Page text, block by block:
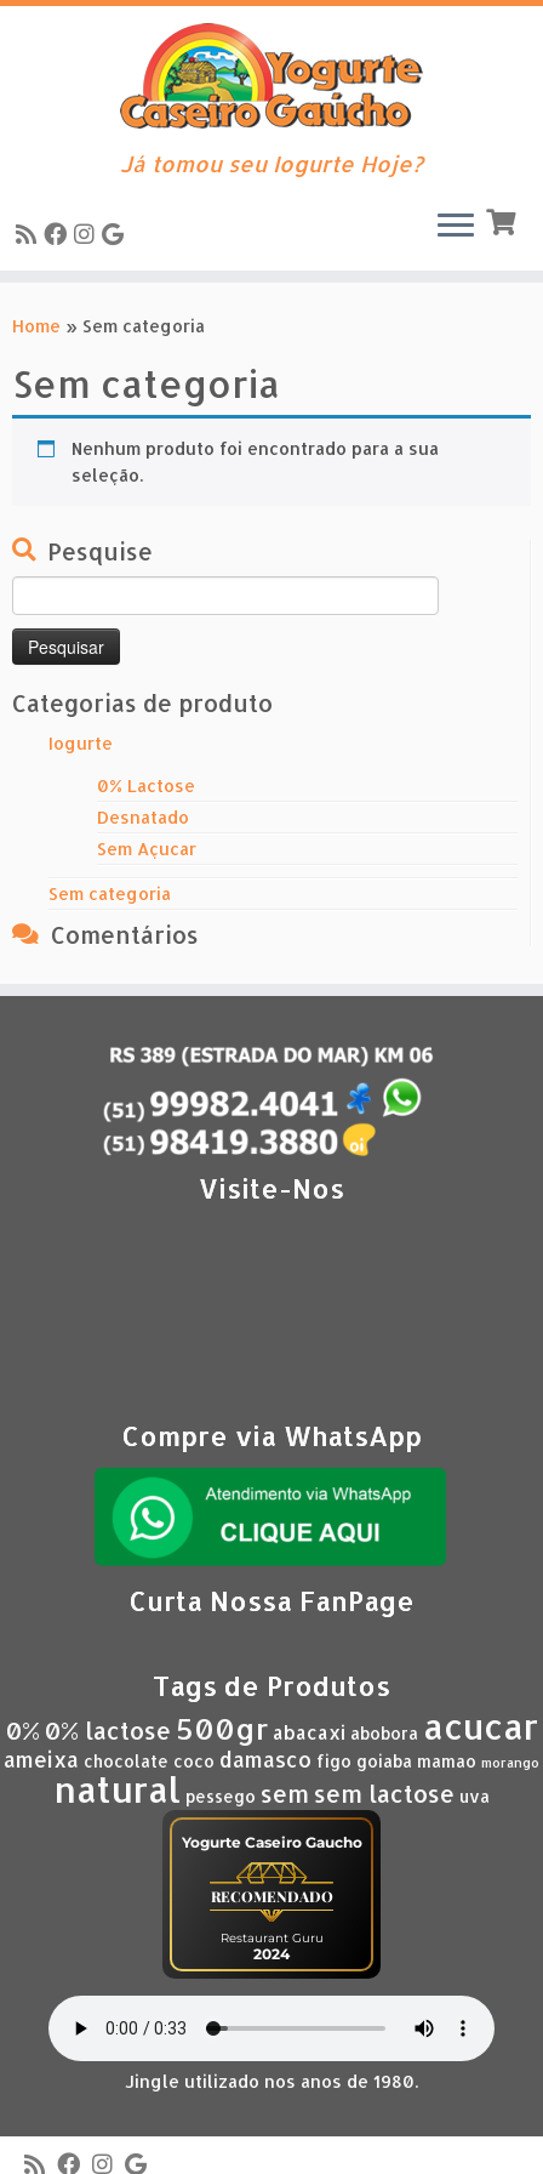
to
Já tomou seu Iogurte Hoje?
Home » Sem categoria
Sem categoria
Nenhum produto foi encontrado para a sua
seleção.
Pesquise
por:
Categorias de produto
Iogurte
0% Lactose
Desnatado
Sem Açucar
Sem categoria
Comentários
Visite-Nos
Compre via WhatsApp
Curta Nossa FanPage
Tags de Produtos
0% 0% lactose 500gr abacaxi abobora acucar
ameixa chocolate coco damasco figo goiaba mamao morango
natural pessego sem sem lactose uva
Yogurte Caseiro Gaucho
RECOMENDADO
Restaurant Guru
2024
Jingle utilizado nos anos de 1980.